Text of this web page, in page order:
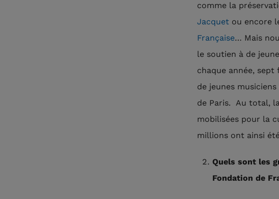
comme la
Jacquet ou encore
Française… Mais
le soutien à de
chaque année,
de jeunes
de Paris. Au total,
mobilisées pour la
millions ont ainsi
Quels sont les
Fondation de